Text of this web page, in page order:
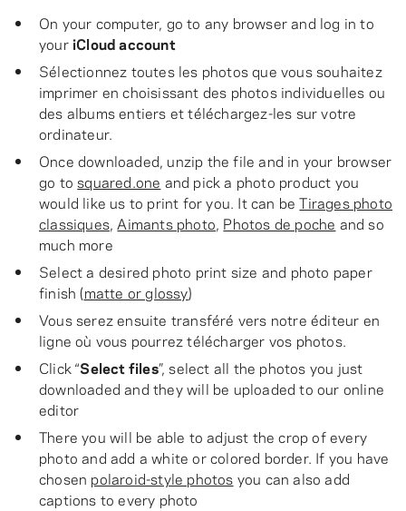
On your computer, go to any browser and log in to
your iCloud account
Sélectionnez toutes les photos que vous souhaitez
imprimer en choisissant des photos individuelles ou
des albums entiers et téléchargez-les sur votre
ordinateur.
Once downloaded, unzip the file and in your browser
go to squared.one and pick a photo product you
would like us to print for you. It can beTirages photo
classiques Aimants photo Photos de poche and so
much more
Select a desired photo print size and photo paper
finish (matte or glossy)
Vous serez ensuite transféré vers notre éditeur en
ligne où vous pourrez télécharger vos photos.
Click “Select files”, select all the photos you just
downloaded and they will be uploaded to our online
editor
There you will be able to adjust the crop of every
photo and add a white or colored border. If you have
chosen polaroid-style photos you can also add
captions to every photo